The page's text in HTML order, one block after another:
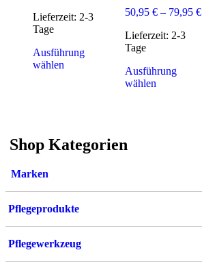
Lieferzeit: 2-3
Tage
Ausführung
wählen
Die
Optionen
gewählt
werden
50,95€ – 79,95€
Lieferzeit: 2-3
Tage
Ausführung
wählen
auf
gewählt
Shop Kategorien
Marken
Pflegeprodukte
Pflegewerkzeug